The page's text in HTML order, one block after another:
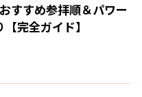
すすめ参拝順＆パワー
完全ガイド】